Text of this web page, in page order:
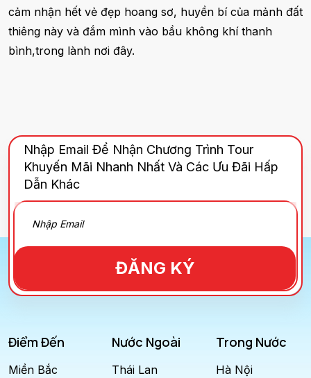
cảm nhận hết vẻ đẹp hoang sơ, huyền bí của mảnh đất
thiêng này và đắm mình vào bầu không khí thanh
bình,trong lành nơi đây.
Nhập Email Để Nhận Chương Trình Tour
Khuyến Mãi Nhanh Nhất Và Các Ưu Đãi Hấp
Dẫn Khác
ĐĂNG KÝ
Điểm Đến
Miền Bắc
Nước Ngoài
Thái Lan
Trong Nước
Hà Nội